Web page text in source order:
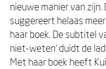
nieuwe manier van zijn.
suggereert helaas
haar boek. De subtitel
niet-weten’ duidt de
Met haar boek heeft